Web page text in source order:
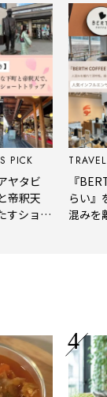
タビ
釈天
ショー
TRAVEL
『
らい』
混みを